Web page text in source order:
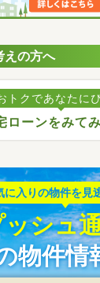
えの方へ
トクであなたに
ローンをみて
に入りの物件を見
シュ
物件情